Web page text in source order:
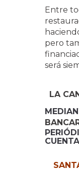
Entre
pero
será
LA